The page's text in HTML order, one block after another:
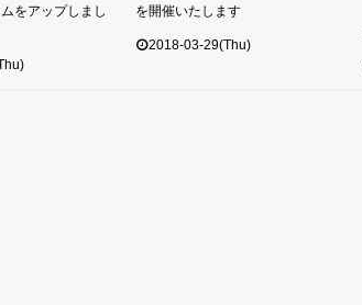
をアップしまし
を開催いたします
2018-03-29(Thu)